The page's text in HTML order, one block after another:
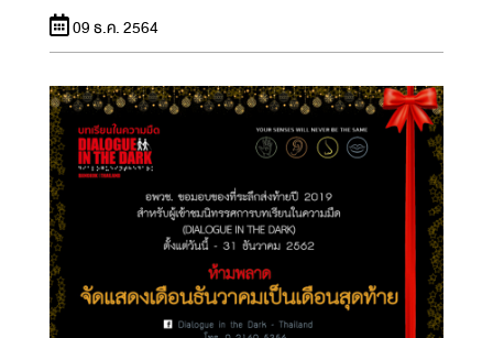
09 ธ.ค. 2564